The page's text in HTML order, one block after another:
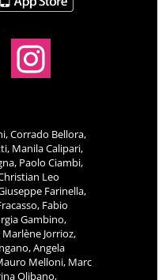
Corrado Bellora,
Manila Calipari,
Paolo Ciambi,
Leo
Farinella,
Fabio
Gambino,
Jorrioz,
Angela
Melloni, Marc
Olibano,